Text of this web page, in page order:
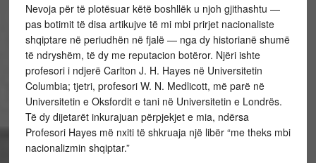
Nevoja për të plotësuar këtë boshllëk u njoh gjithashtu —
pas botimit të disa artikujve të mi mbi prirjet nacionaliste
shqiptare në periudhën në fjalë — nga dy historianë shumë
të ndryshëm, të dy me reputacion botëror. Njëri ishte
profesori i ndjerë Carlton J. H. Hayes në Universitetin
Columbia; tjetri, profesori W. N. Medlicott, më parë në
Universitetin e Oksfordit e tani në Universitetin e Londrës.
Të dy dijetarët inkurajuan përpjekjet e mia, ndërsa
Profesori Hayes më nxiti të shkruaja një libër “me theks mbi
nacionalizmin shqiptar.”